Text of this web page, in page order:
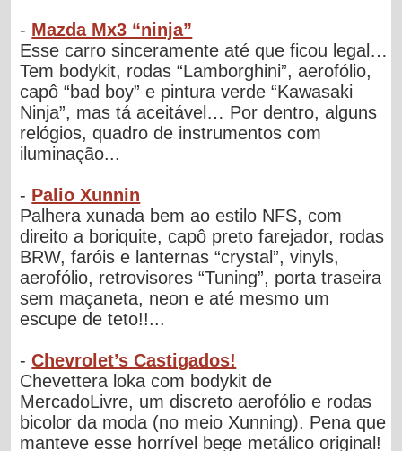
- Mazda Mx3 “ninja”
Esse carro sinceramente até que ficou legal…
Tem bodykit, rodas “Lamborghini”, aerofólio,
capô “bad boy” e pintura verde “Kawasaki
Ninja”, mas tá aceitável… Por dentro, alguns
relógios, quadro de instrumentos com
iluminação...
- Palio Xunnin
Palhera xunada bem ao estilo NFS, com
direito a boriquite, capô preto farejador, rodas
BRW, faróis e lanternas “crystal”, vinyls,
aerofólio, retrovisores “Tuning”, porta traseira
sem maçaneta, neon e até mesmo um
escupe de teto!!...
-Chevrolet’s Castigados!
Chevettera loka com bodykit de
MercadoLivre, um discreto aerofólio e rodas
bicolor da moda (no meio Xunning). Pena que
manteve esse horrível bege metálico original!